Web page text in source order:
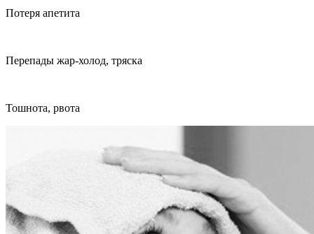
Потеря апетита
Перепады жар-холод, тряска
Тошнота, рвота